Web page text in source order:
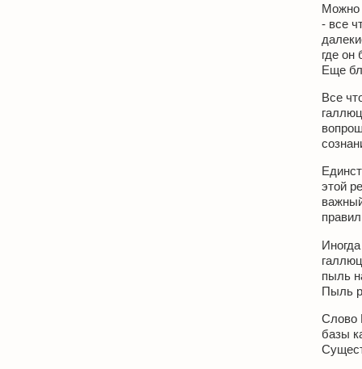
Можно
- все
где он
Еще
Все
этой
пыль
Пыль
Слово
базы